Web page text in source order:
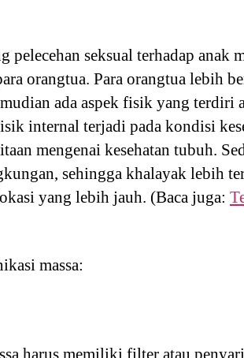
pelecehan seksual terhadap anak
orangtua. Para orangtua lebih
ada aspek fisik yang terdiri
internal terjadi pada kondisi
mengenai kesehatan tubuh.
sehingga khalayak lebih
yang lebih jauh. (Baca juga:
massa:
harus memiliki filter atau